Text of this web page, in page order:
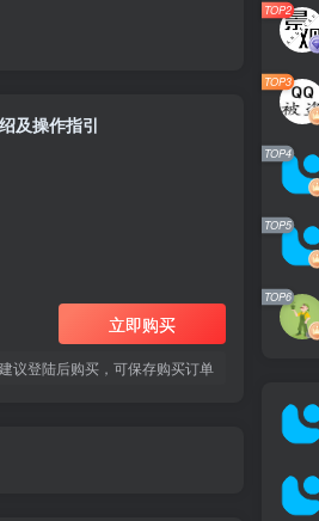
及操作指引
立即购买
议登陆后购买，可保存购买订单
TOP2
TOP3
TOP4
TOP5
TOP6